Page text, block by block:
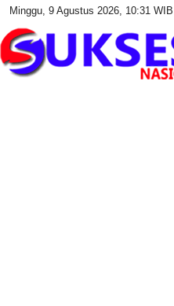
Minggu, 9 Agustus 2026, 10:31 WIB